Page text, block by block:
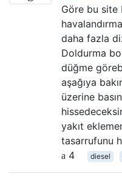
Göre bu site
daha fazla
Doldurma
düğme
aşağıya
üzerine
yakıt
tasarrufunu
4
diesel